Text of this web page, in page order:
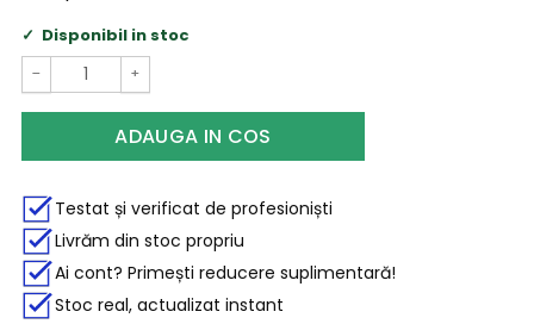
Disponibil in stoc
− +
ADAUGA IN COS
Testat și verificat de profesioniști
Livrăm din stoc propriu
Ai cont? Primești reducere suplimentară!
Stoc real, actualizat instant